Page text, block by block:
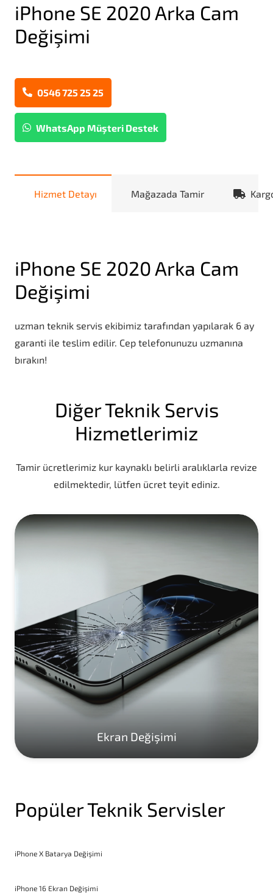
iPhone SE 2020 Arka Cam
Değişimi
0546 725 25 25
WhatsApp Müşteri Destek
Hizmet Detayı Mağazada Tamir
iPhone SE 2020 Arka Cam
Değişimi
uzman teknik servis ekibimiz tarafından yapılarak 6 ay
garanti ile teslim edilir. Cep telefonunuzu uzmanına
bırakın!
Diğer Teknik Servis
Hizmetlerimiz
Tamir ücretlerimiz kur kaynaklı belirli aralıklarla revize
edilmektedir, lütfen ücret teyit ediniz.
Ekran Değişimi
Popüler Teknik Servisler
iPhone X Batarya Değişimi
iPhone 16 Ekran Değişimi